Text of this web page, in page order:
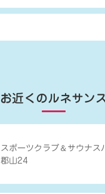
お近くのルネサン
スポーツクラブ ＆ サウナス
郡山24